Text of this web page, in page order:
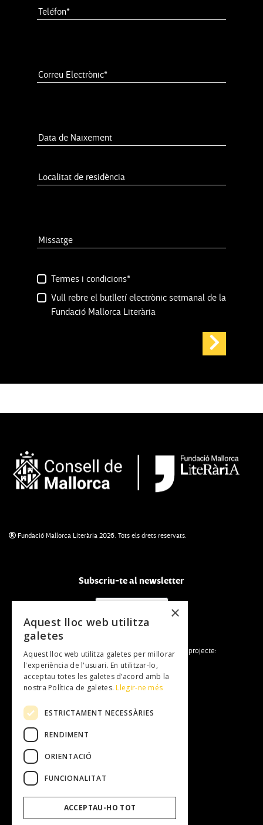
Termes i condicions*
Vull rebre el butlletí electrònic setmanal de la
Fundació Mallorca Literària
Fundació Mallorca Literària 2026. Tots els drets reservats.
Subscriu-te al newsletter
La Fundació Mallorca Literària forma part del projecte:
Fundació Mallorca Literària
Entitat
Transparència
Perfil del contractant
×
Aquest lloc web utilitza
galetes
Aquest lloc web utilitza galetes per millorar
l'experiència de l'usuari. En utilitzar-lo,
acceptau totes les galetes d’acord amb la
nostra Política de galetes.Llegir-ne més
ESTRICTAMENT NECESSÀRIES
RENDIMENT
ORIENTACIÓ
FUNCIONALITAT
ACCEPTAU-HO TOT